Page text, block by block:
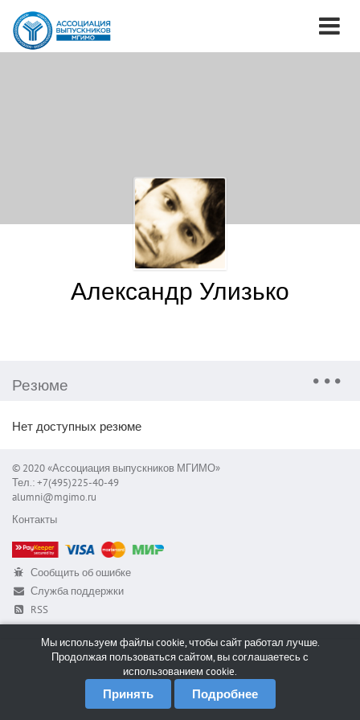
Александр Улизько
Резюме
Нет доступных резюме
© 2020 «Ассоциация выпускников МГИМО»
Тел.: +7(495)225-40-49
alumni@mgimo.ru
Контакты
Сообщить об ошибке
Служба поддержки
RSS
Мы используем файлы cookie, чтобы сайт работал лучше.
Продолжая пользоваться сайтом, вы соглашаетесь с
использованием cookie.
Принять Подробнее